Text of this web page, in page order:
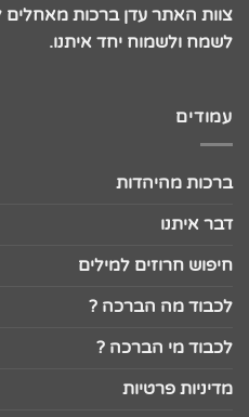
צוות האתר עדן ברכות מאחלים
לשמח ולשמוח יחד איתנו.
עמודים
ברכות מהיהדות
דבר איתנו
חיפוש חרוזים למילים
לכבוד מה הברכה ?
לכבוד מי הברכה ?
מדיניות פרטיות